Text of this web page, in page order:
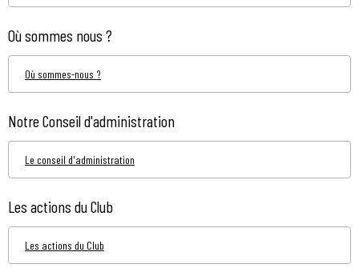
Où sommes nous ?
Où sommes-nous ?
Notre Conseil d'administration
Le conseil d'administration
Les actions du Club
Les actions du Club